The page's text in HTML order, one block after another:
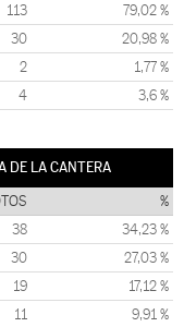
113 79,02 %
30 20,98 %
2 1,77 %
4 3,6 %
DE LA CANTERA
%
38 34,23 %
30 27,03 %
19 17,12 %
11 9,91 %